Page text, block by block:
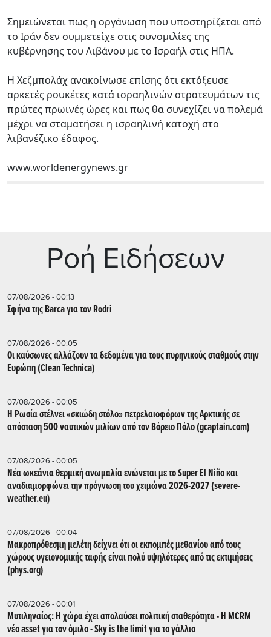
Σημειώνεται πως η οργάνωση που υποστηρίζεται από
το Ιράν δεν συμμετείχε στις συνομιλίες της
κυβέρνησης του Λιβάνου με το Ισραήλ στις ΗΠΑ.
Η Χεζμπολάχ ανακοίνωσε επίσης ότι εκτόξευσε
αρκετές ρουκέτες κατά ισραηλινών στρατευμάτων τις
πρώτες πρωινές ώρες και πως θα συνεχίζει να πολεμά
μέχρι να σταματήσει η ισραηλινή κατοχή στο
λιβανέζικο έδαφος.
www.worldenergynews.gr
Ρoή Ειδήσεων
07/08/2026 - 00:13
Σφήνα της Barca για τον Rodri
07/08/2026 - 00:05
Οι καύσωνες αλλάζουν τα δεδομένα για τους πυρηνικούς σταθμούς στην
Ευρώπη (Clean Technica)
07/08/2026 - 00:05
Η Ρωσία στέλνει «σκιώδη στόλο» πετρελαιοφόρων της Αρκτικής σε
απόσταση 500 ναυτικών μιλίων από τον Βόρειο Πόλο (gcaptain.com)
07/08/2026 - 00:05
Νέα ωκεάνια θερμική ανωμαλία ενώνεται με το Super El Niño και
αναδιαμορφώνει την πρόγνωση του χειμώνα 2026-2027 (severe-
weather.eu)
07/08/2026 - 00:04
Μακροπρόθεσμη μελέτη δείχνει ότι οι εκπομπές μεθανίου από τους
χώρους υγειονομικής ταφής είναι πολύ υψηλότερες από τις εκτιμήσεις
(phys.org)
07/08/2026 - 00:01
Μυτιληναίος: Η χώρα έχει απολαύσει πολιτική σταθερότητα - Η MCRM
νέο asset για τον όμιλο - Sky is the limit για το γάλλιο